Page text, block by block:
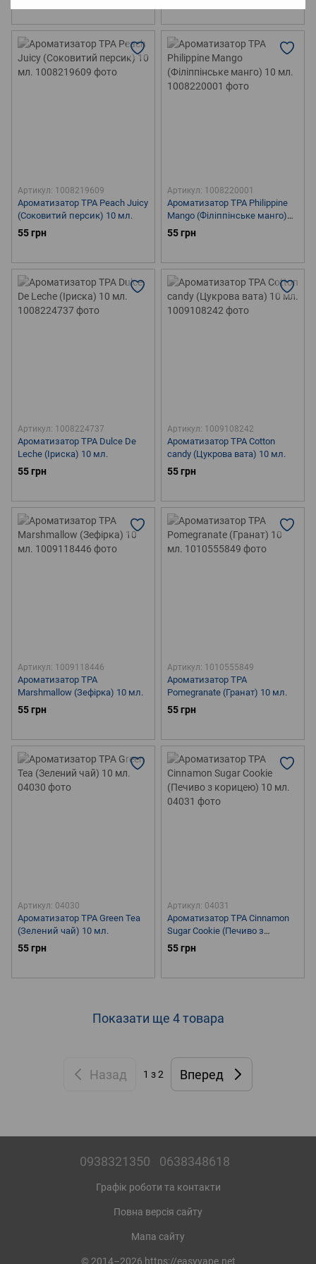
Артикул: 1008219609
Ароматизатор TPA Peach Juicy
(Соковитий персик) 10 мл.
55 грн
Артикул: 1008220001
Ароматизатор TPA Philippine
Mango (Філіппінське манго)
10 мл.
55 грн
Артикул: 1008224737
Ароматизатор TPA Dulce De
Leche (Іриска) 10 мл.
55 грн
Артикул: 1009108242
Ароматизатор TPA Cotton
candy (Цукрова вата) 10 мл.
55 грн
Артикул: 1009118446
Ароматизатор TPA
Marshmallow (Зефірка) 10 мл.
55 грн
Артикул: 1010555849
Ароматизатор TPA
Pomegranate (Гранат) 10 мл.
55 грн
Артикул: 04030
Ароматизатор TPA Green Tea
(Зелений чай) 10 мл.
55 грн
Артикул: 04031
Ароматизатор TPA Cinnamon
Sugar Cookie (Печиво з
корицею) 10 мл.
55 грн
Показати ще 4 товара
Назад 1 з 2 Вперед
0938321350 0638348618
Графік роботи та контакти
Повна версія сайту
Мапа сайту
© 2014–2026 https://easyvape.net